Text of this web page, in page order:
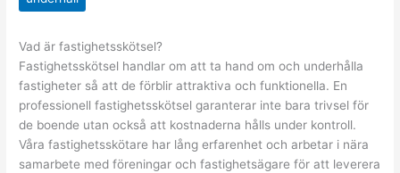
Vad är fastighetsskötsel?
Fastighetsskötsel handlar om att ta hand om och underhålla
fastigheter så att de förblir attraktiva och funktionella. En
professionell fastighetsskötsel garanterar inte bara trivsel för
de boende utan också att kostnaderna hålls under kontroll.
Våra fastighetsskötare har lång erfarenhet och arbetar i nära
samarbete med föreningar och fastighetsägare för att leverera